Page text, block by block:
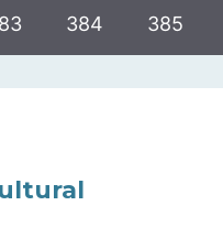
384 385